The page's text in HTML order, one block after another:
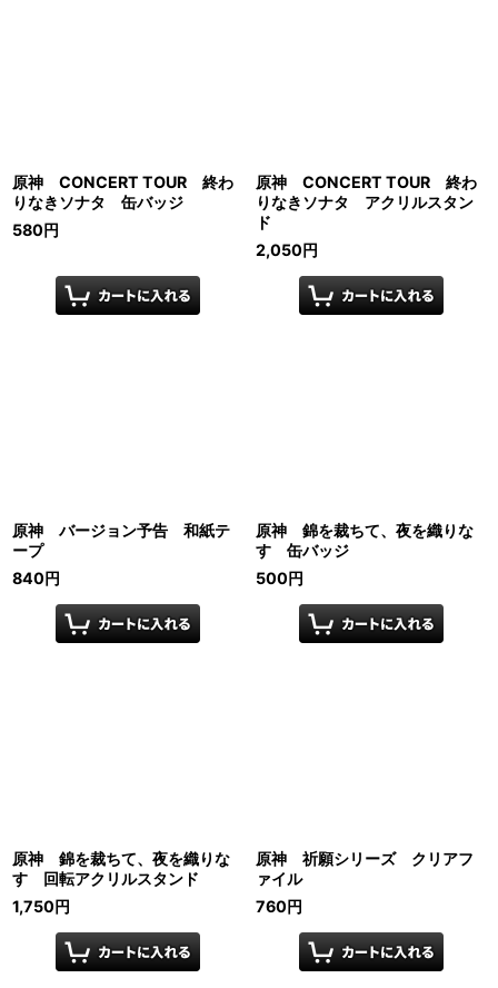
原神 CONCERT TOUR 終わ
りなきソナタ 缶バッジ
580円
原神 CONCERT TOUR 終わ
りなきソナタ アクリルスタン
ド
2,050円
原神 バージョン予告 和紙テ
ープ
840円
原神 錦を裁ちて、夜を織りな
す 缶バッジ
500円
原神 錦を裁ちて、夜を織りな
す 回転アクリルスタンド
1,750円
原神 祈願シリーズ クリアフ
ァイル
760円